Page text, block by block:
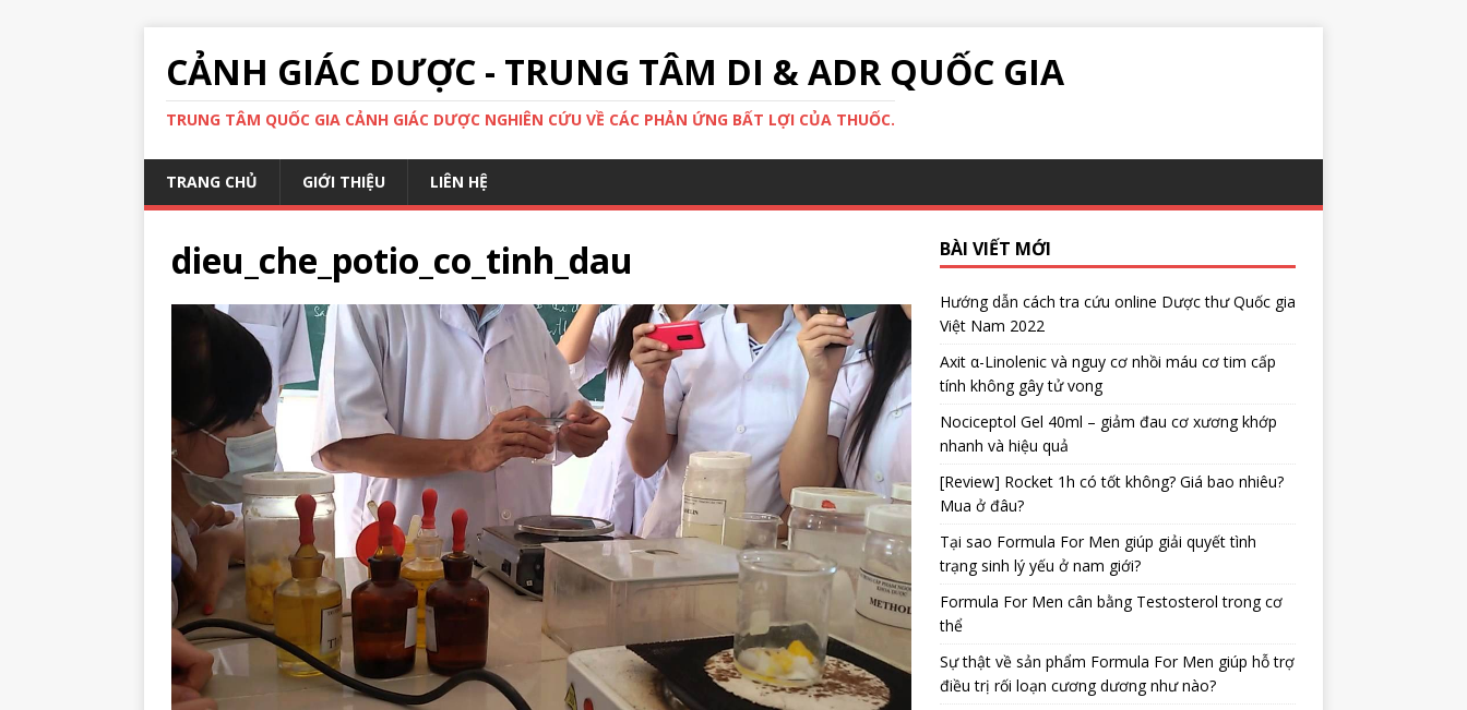
CẢNH GIÁC DƯỢC - TRUNG TÂM DI & ADR QUỐC GIA
TRUNG TÂM QUỐC GIA CẢNH GIÁC DƯỢC NGHIÊN CỨU VỀ CÁC PHẢN ỨNG BẤT LỢI CỦA THUỐC.
TRANG CHỦ GIỚI THIỆU LIÊN HỆ
dieu_che_potio_co_tinh_dau BÀI VIẾT MỚI
Hướng dẫn cách tra cứu online Dược thư Quốc gia
Việt Nam 2022
Axit α-Linolenic và nguy cơ nhồi máu cơ tim cấp
tính không gây tử vong
Nociceptol Gel 40ml – giảm đau cơ xương khớp
nhanh và hiệu quả
[Review] Rocket 1h có tốt không? Giá bao nhiêu?
Mua ở đâu?
Tại sao Formula For Men giúp giải quyết tình
trạng sinh lý yếu ở nam giới?
Formula For Men cân bằng Testosterol trong cơ
thể
Sự thật về sản phẩm Formula For Men giúp hỗ trợ
điều trị rối loạn cương dương như nào?